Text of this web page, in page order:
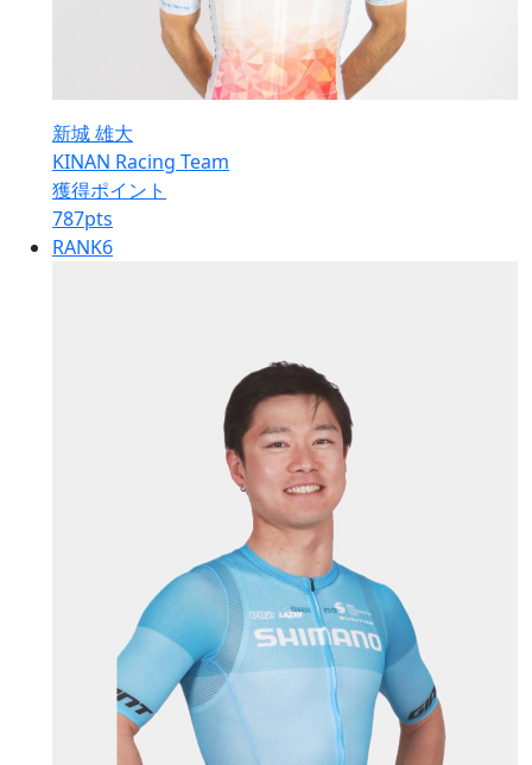
新城 雄大
KINAN Racing Team
獲得ポイント
787pts
RANK6